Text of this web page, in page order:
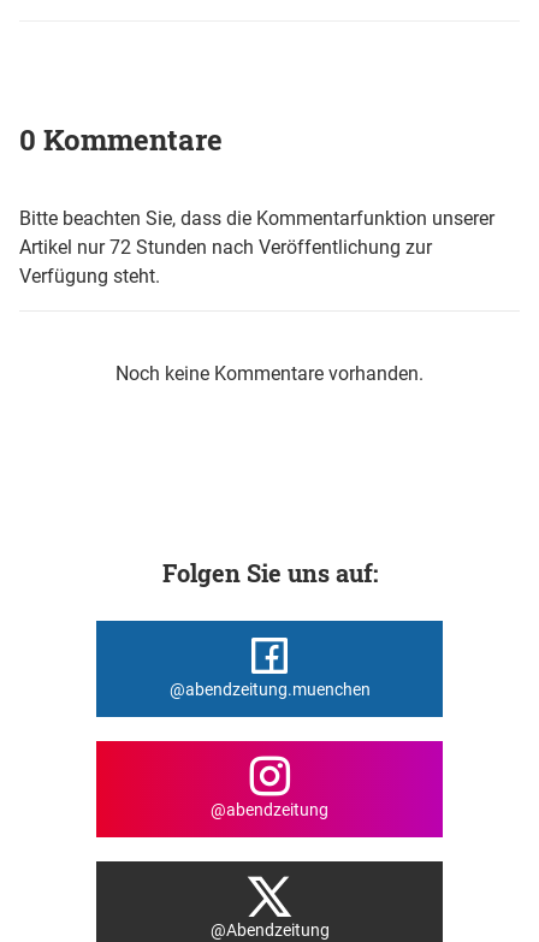
0 Kommentare
Bitte beachten Sie, dass die Kommentarfunktion unserer
Artikel nur 72 Stunden nach Veröffentlichung zur
Verfügung steht.
Noch keine Kommentare vorhanden.
Folgen Sie uns auf:
@abendzeitung.muenchen
@abendzeitung
@Abendzeitung